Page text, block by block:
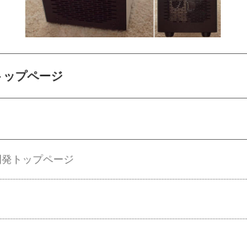
プページ
トップページ